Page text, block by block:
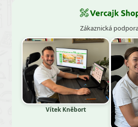
Zákaznická
Vítek Kněbort